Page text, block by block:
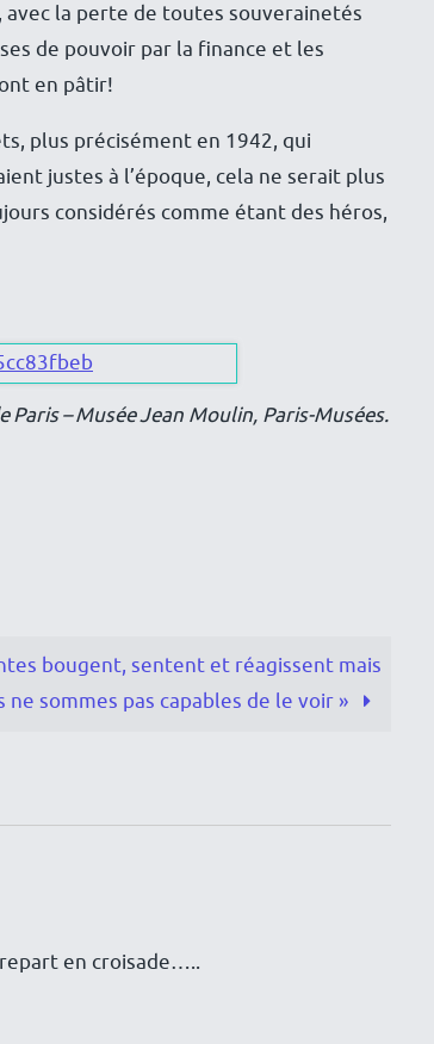
avec la perte de toutes souverainetés
de pouvoir par la finance et les
en pâtir!
plus précisément en 1942, qui
justes à l’époque, cela ne serait plus
considérés comme étant des héros,
– Musée Jean Moulin, Paris-Musées.
bougent, sentent et réagissent mais
ne sommes pas capables de le voir »
en croisade…..